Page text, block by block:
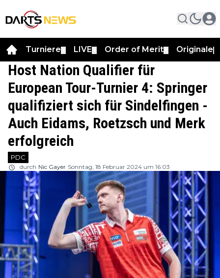
Turniere LIVE Order of Merit Originale
Host Nation Qualifier für
European Tour-Turnier 4: Springer
qualifiziert sich für Sindelfingen -
Auch Eidams, Roetzsch und Merk
erfolgreich
PDC
durch Nic Gayer Sonntag, 18 Februar 2024 um 16:03